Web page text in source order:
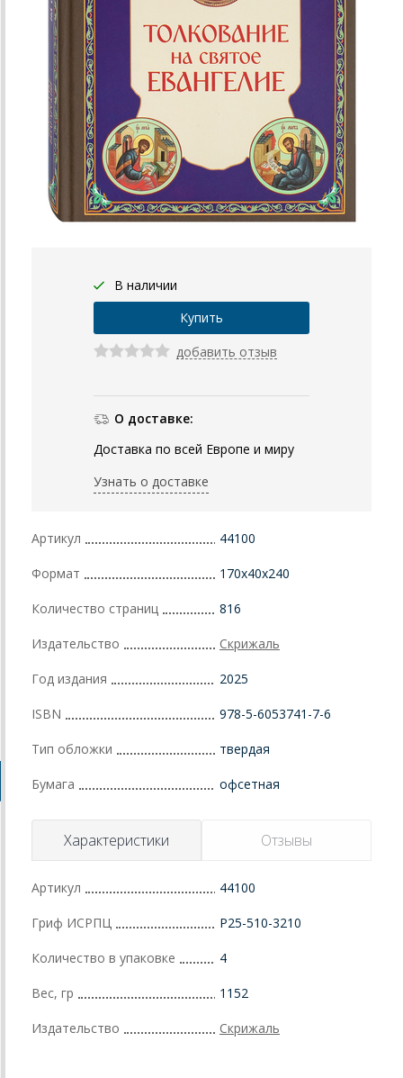
В наличии
добавить отзыв
О доставке:
Доставка по всей Европе и миру
Узнать о доставке
Артикул 44100
Формат 170x40x240
Количество страниц 816
Издательство Скрижаль
Год издания 2025
ISBN 978-5-6053741-7-6
Тип обложки твердая
Бумага офсетная
Характеристики Отзывы
Артикул 44100
Гриф ИСРПЦ Р25-510-3210
Количество в упаковке 4
Вес, гр 1152
Издательство Скрижаль